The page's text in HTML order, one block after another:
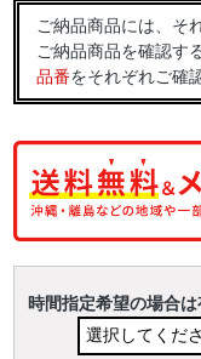
ご納品商品には、そ
ご納品商品を確認す
品番をそれぞれご確
時間指定希望の場合